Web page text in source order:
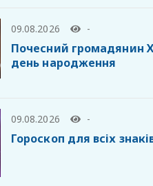
09.08.2026 -
Почесний громадянин
день народження
09.08.2026 -
Гороскоп для всіх